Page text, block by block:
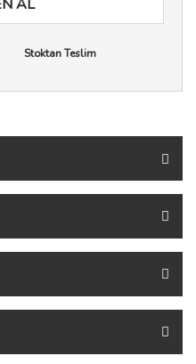
AL
Stoktan Teslim